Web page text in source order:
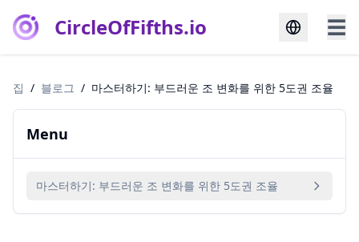
CircleOfFifths.io ☰
집 / 블로그 / 마스터하기: 부드러운 조 변화를 위한 5도권 조율
Menu
마스터하기: 부드러운 조 변화를 위한 5도권 조율